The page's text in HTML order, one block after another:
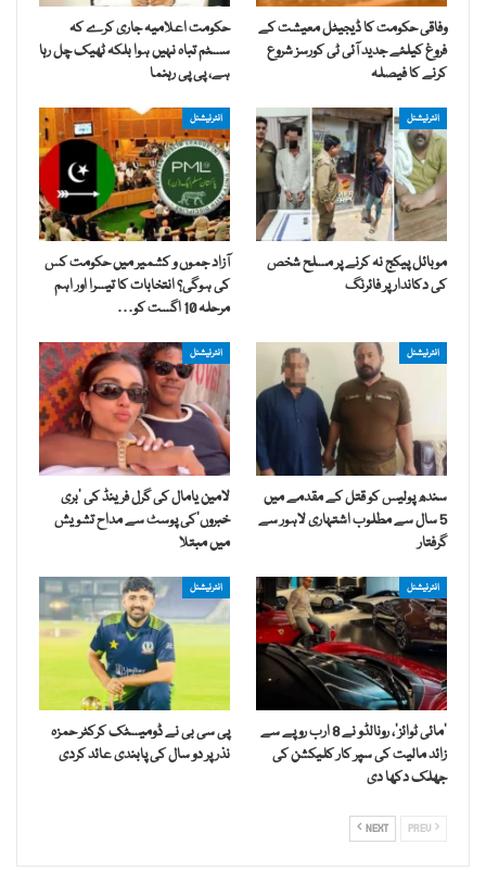
وفاقی حکومت کا ڈیجیٹل معیشت کے
فروغ کیلئے جدید آئی ٹی کورسز شروع
کرنے کا فیصلہ
حکومت اعلامیہ جاری کرے کہ
سسٹم تباہ نہیں ہوا بلکہ ٹھیک چل رہا
ہے، پی پی رہنما
انٹرنیشنل
موبائل پیکج نہ کرنے پر مسلح شخص
کی دکاندار پر فائرنگ
انٹرنیشنل
آزاد جموں و کشمیر میں حکومت کس
کی ہوگی؟ انتخابات کا تیسرا اور اہم
مرحلہ 10 اگست کو…
انٹرنیشنل
سندھ پولیس کو قتل کے مقدمے میں
5 سال سے مطلوب اشتہاری لاہور سے
گرفتار
انٹرنیشنل
لامین یامال کی گرل فرینڈ کی ’بری
خبروں‘کی پوسٹ سے مداح تشویش
میں مبتلا
انٹرنیشنل
’مائی ٹوائز‘، رونالڈو نے 8 ارب روپے سے
زائد مالیت کی سپر کار کلیکشن کی
جھلک دکھا دی
انٹرنیشنل
پی سی بی نے ڈومیسٹک کرکٹر حمزہ
نذر پر دو سال کی پابندی عائد کردی
NEXT